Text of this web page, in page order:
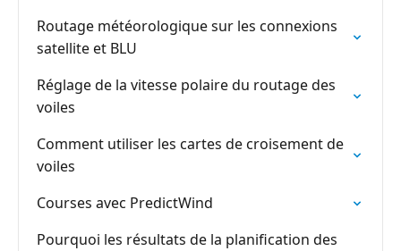
Routage météorologique sur les connexions
satellite et BLU
Réglage de la vitesse polaire du routage des
voiles
Comment utiliser les cartes de croisement de
voiles
Courses avec PredictWind
Pourquoi les résultats de la planification des